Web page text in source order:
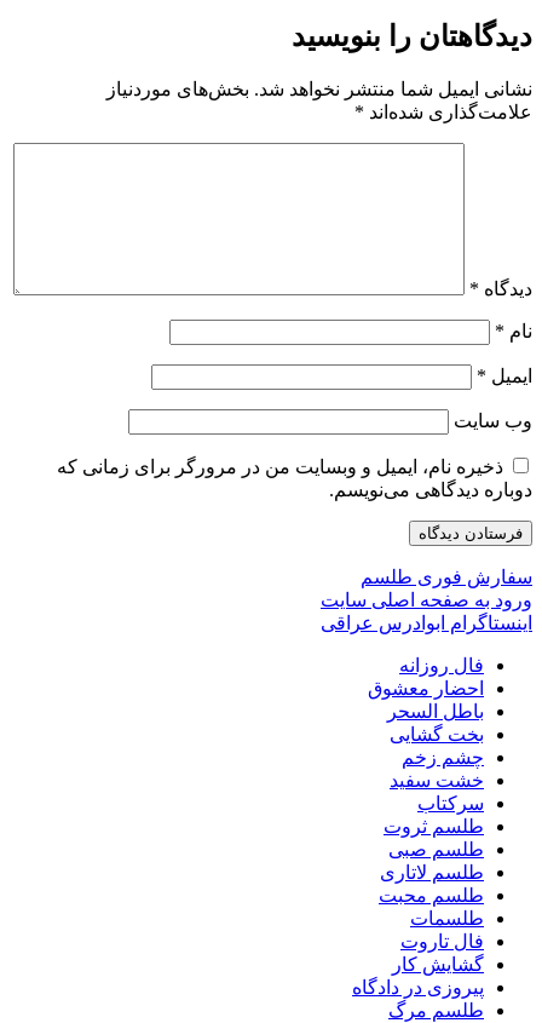
دیدگاهتان را بنویسید
نشانی ایمیل شما منتشر نخواهد شد. بخش‌های موردنیاز
علامت‌گذاری شده‌اند *
دیدگاه *
نام *
ایمیل *
وب‌ سایت
ذخیره نام، ایمیل و وبسایت من در مرورگر برای زمانی که
دوباره دیدگاهی می‌نویسم.
سفارش فوری طلسم
ورود به صفحه اصلی سایت
اینستاگرام ابوادرس عراقی
فال روزانه
احضار معشوق
باطل السحر
بخت گشایی
چشم زخم
خشت سفید
سرکتاب
طلسم ثروت
طلسم صبی
طلسم لاتاری
طلسم محبت
طلسمات
فال تاروت
گشایش کار
پیروزی در دادگاه
طلسم مرگ